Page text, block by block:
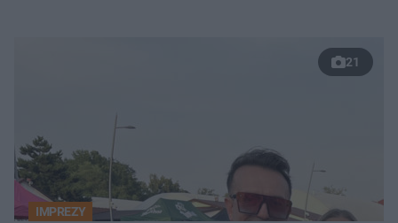
21
IMPREZY